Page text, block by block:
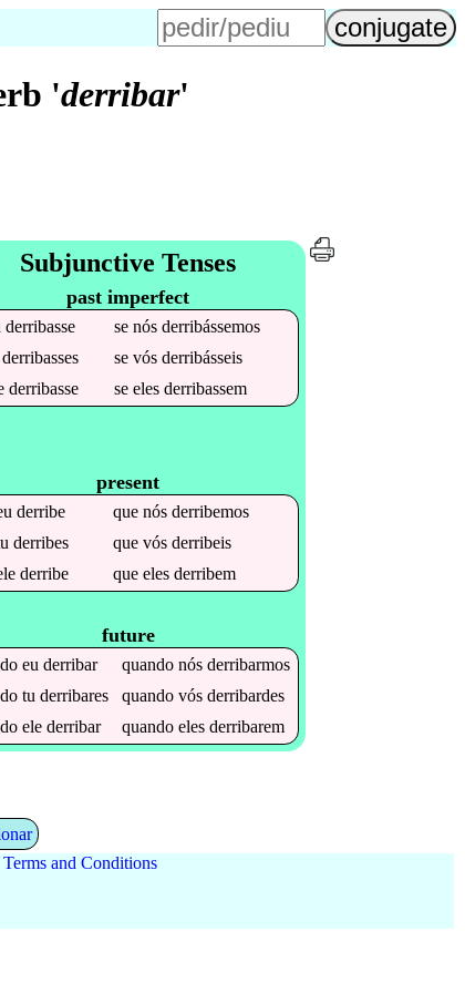
'derribar'
Subjunctive Tenses
past imperfect
derribasse senósderribássemos
derribasses sevósderribásseis
derribasse seelesderribassem
present
derribe quenósderribemos
derribes quevósderribeis
derribe queelesderribem
future
euderribar quandonósderribarmos
tuderribares quandovósderribardes
elederribar quandoelesderribarem
Terms and Conditions